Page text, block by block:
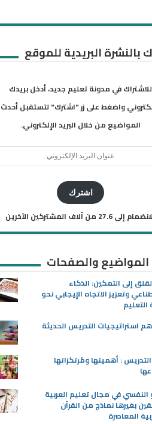
بالنشرة البريدية للموقع
للاشتراك في مدونة تعليم جديد، أدخل بريدك
واضغط على زر "اشترك" لتستقبل أحدث
المواضيع من خلال البريد الإلكتروني.
اشترك
إلى 27.6 من آلاف المشتركين الآخرين
المواضيع والصفحات
إلى التمكين: الذكاء
وتعزيز الاتجاه الإيجابي نحو
استراتيجيات التدريس الحديثة
: أهميتها ومُرتكزاتها
النفسي في مجال تعليم العربية
بغيرها نماذج من القرآن
المعاصرة